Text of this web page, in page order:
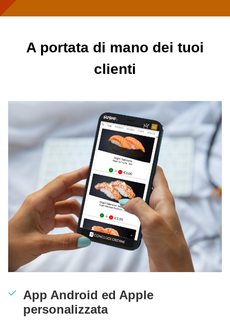
A portata di mano dei tuoi
clienti
App Android ed Apple
personalizzata